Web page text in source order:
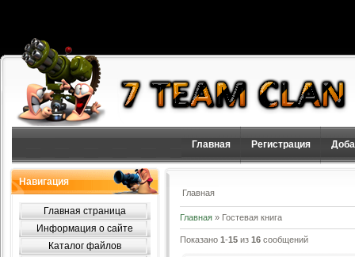
Главная Регистрация
Навигация
Главная страница
Информация о сайте
Каталог файлов
Главная
Главная » Гостевая книга
Показано 1-15 из 16 сообщений